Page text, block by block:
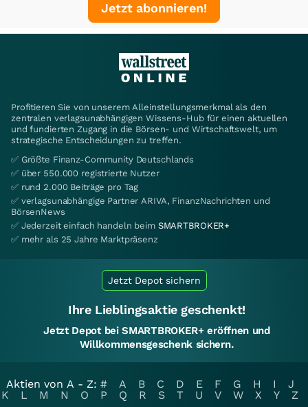
Jetzt abonnieren!
Profitieren Sie von unserem Alleinstellungsmerkmal als den
zentralen verlagsunabhängigen Wissens-Hub für einen aktuellen
und fundierten Zugang in die Börsen- und Wirtschaftswelt, um
strategische Entscheidungen zu treffen.
✅ Größte Finanz-Community Deutschlands
✅ über 550.000 registrierte Nutzer
✅ rund 2.000 Beiträge pro Tag
✅ verlagsunabhängige Partner ARIVA, FinanzNachrichten und
BörsenNews
✅ Jederzeit einfach handeln beim SMARTBROKER+
✅ mehr als 25 Jahre Marktpräsenz
Jetzt Depot sichern
Ihre Lieblingsaktie geschenkt!
Jetzt Depot bei SMARTBROKER+ eröffnen und
Willkommensgeschenk sichern.
Aktien von A - Z: # A B C D E F G H I
J
K
L M N O P Q R S T U V W X Y
Z